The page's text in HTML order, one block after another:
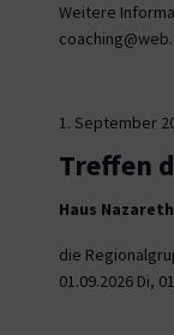
Weitere
1. September
Treffen
Haus Nazareth
die
01.09.2026 Di,